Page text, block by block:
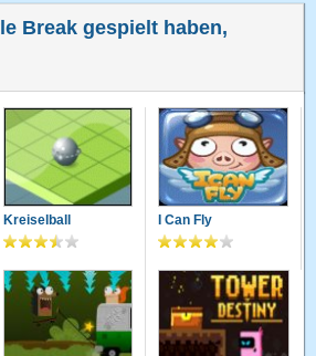
Break gespielt haben,
Kreiselball I Can Fly